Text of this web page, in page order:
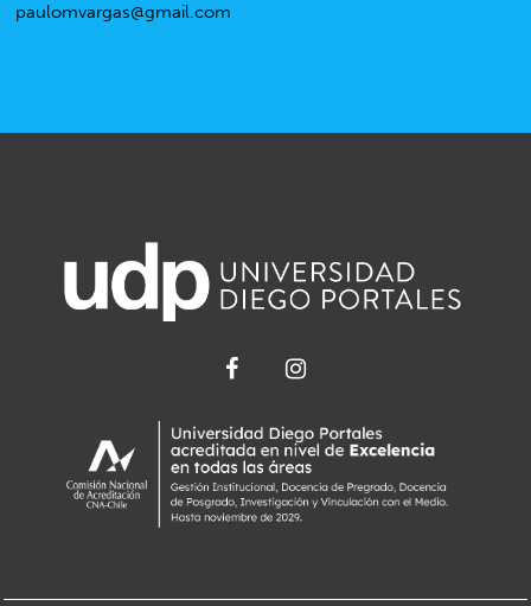
paulomvargas@gmail.com